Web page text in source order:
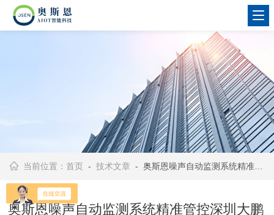
当前位置：首页 -技术文章 - 奥斯恩噪声自动监测系统精准管控深圳大鹏建筑施工声源
奥斯恩噪声自动监测系统精准管控深圳大鹏